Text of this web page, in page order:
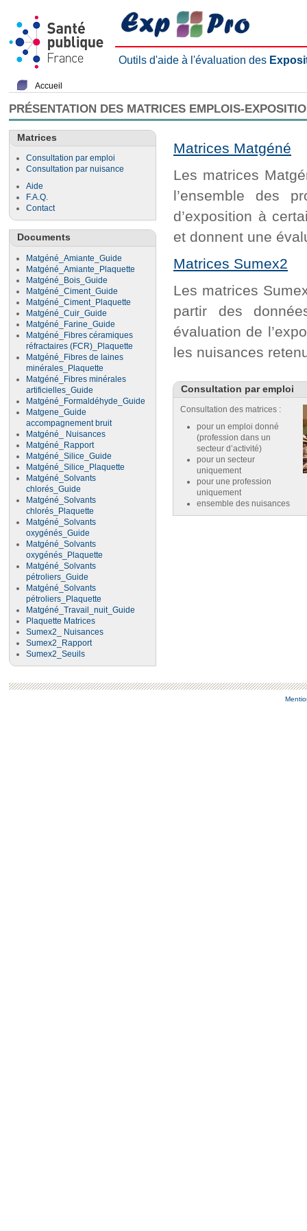
Outils d'aide à l'évaluation des
Accueil
PRÉSENTATION DES MATRICES EMPLOIS-
Matrices
Consultation par emploi
Consultation par nuisance
Aide
F.A.Q.
Contact
Documents
Matgéné_Amiante_Guide
Matgéné_Amiante_Plaquette
Matgéné_Bois_Guide
Matgéné_Ciment_Guide
Matgéné_Ciment_Plaquette
Matgéné_Cuir_Guide
Matgéné_Farine_Guide
Matgéné_Fibres céramiques
réfractaires (FCR)_Plaquette
Matgéné_Fibres de laines
minérales_Plaquette
Matgéné_Fibres minérales
artificielles_Guide
Matgéné_Formaldéhyde_Guide
Matgene_Guide
accompagnement bruit
Matgéné_ Nuisances
Matgéné_Rapport
Matgéné_Silice_Guide
Matgéné_Silice_Plaquette
Matgéné_Solvants
chlorés_Guide
Matgéné_Solvants
chlorés_Plaquette
Matgéné_Solvants
oxygénés_Guide
Matgéné_Solvants
oxygénés_Plaquette
Matgéné_Solvants
pétroliers_Guide
Matgéné_Solvants
pétroliers_Plaquette
Matgéné_Travail_nuit_Guide
Plaquette Matrices
Sumex2_ Nuisances
Sumex2_Rapport
Sumex2_Seuils
Matrices Matgéné
Les matrices
l’ensemble des
d’exposition à
et donnent une
Matrices Sumex2
Les matrices
partir des
évaluation de
les nuisances
Consultation par emploi
Consultation des matrices :
pour un emploi donné
(profession dans un
secteur d’activité)
pour un secteur
uniquement
pour une profession
uniquement
ensemble des nuisances